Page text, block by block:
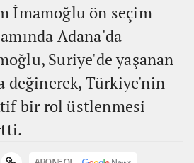
İmamoğlu ön seçim
Adana'da
Suriye'de yaşanan
değinerek, Türkiye'nin
bir rol üstlenmesi